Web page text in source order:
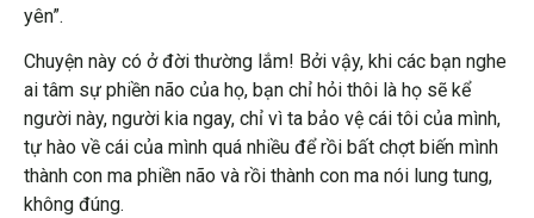
yên”.
Chuyện này có ở đời thường lắm! Bởi vậy, khi các bạn nghe
ai tâm sự phiền não của họ, bạn chỉ hỏi thôi là họ sẽ kể
người này, người kia ngay, chỉ vì ta bảo vệ cái tôi của mình,
tự hào về cái của mình quá nhiều để rồi bất chợt biến mình
thành con ma phiền não và rồi thành con ma nói lung tung,
không đúng.